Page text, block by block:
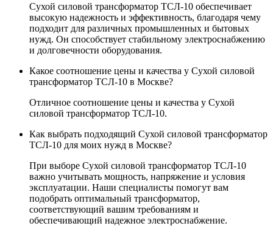
Сухой силовой трансформатор ТСЛ-10 обеспечивает
высокую надежность и эффективность, благодаря чему
подходит для различных промышленных и бытовых
нужд. Он способствует стабильному электроснабжению
и долговечности оборудования.
Какое соотношение цены и качества у Сухой силовой
трансформатор ТСЛ-10 в Москве?
Отличное соотношение цены и качества у Сухой
силовой трансформатор ТСЛ-10.
Как выбрать подходящий Сухой силовой трансформатор
ТСЛ-10 для моих нужд в Москве?
При выборе Сухой силовой трансформатор ТСЛ-10
важно учитывать мощность, напряжение и условия
эксплуатации. Наши специалисты помогут вам
подобрать оптимальный трансформатор,
соответствующий вашим требованиям и
обеспечивающий надежное электроснабжение.